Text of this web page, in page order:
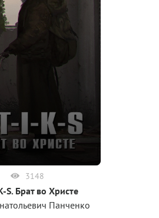
3148
S. Брат во Христе
Панченко